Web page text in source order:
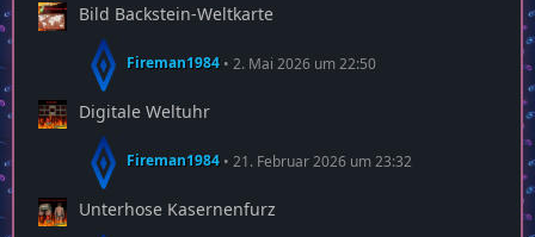
Bild Backstein-Weltkarte
Fireman1984 2. Mai 2026 um 22:50
Digitale Weltuhr
Fireman1984 21. Februar 2026 um 23:32
Unterhose Kasernenfurz